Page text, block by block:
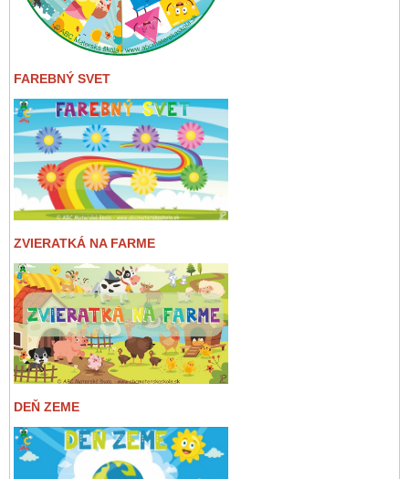
FAREBNÝ SVET
ZVIERATKÁ NA FARME
DEŇ ZEME